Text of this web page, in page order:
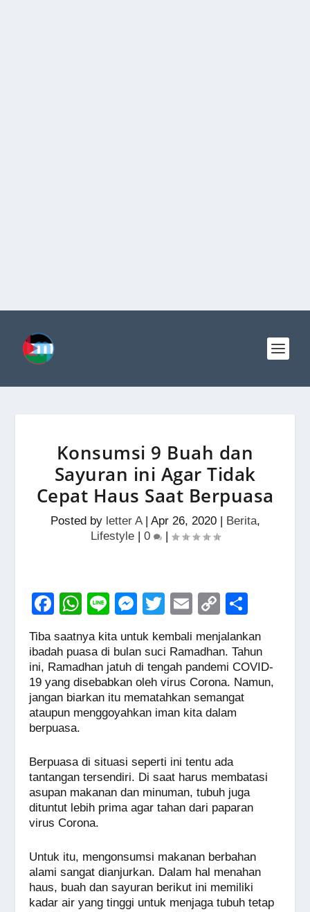
Konsumsi 9 Buah dan
Sayuran ini Agar Tidak
Cepat Haus Saat Berpuasa
Posted by letter A| Apr 26, 2020| Berita,
Lifestyle| 0 |
F
c
e
b
o
o
k
W
at
s
A
p
Li
e
M
e
ss
e
n
g
T
wi
tt
er
E
ail
C
o
p
y
Li
n
ar
e
Tiba saatnya kita untuk kembali menjalankan
ibadah puasa di bulan suci Ramadhan. Tahun
ini, Ramadhan jatuh di tengah pandemi COVID-
19 yang disebabkan oleh virus Corona. Namun,
jangan biarkan itu mematahkan semangat
ataupun menggoyahkan iman kita dalam
berpuasa.
Berpuasa di situasi seperti ini tentu ada
tantangan tersendiri. Di saat harus membatasi
asupan makanan dan minuman, tubuh juga
dituntut lebih prima agar tahan dari paparan
virus Corona.
Untuk itu, mengonsumsi makanan berbahan
alami sangat dianjurkan. Dalam hal menahan
haus, buah dan sayuran berikut ini memiliki
kadar air yang tinggi untuk menjaga tubuh tetap